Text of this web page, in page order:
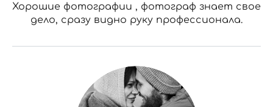
Хорошие фотографии , фотограф знает свое
дело, сразу видно руку профессионала.